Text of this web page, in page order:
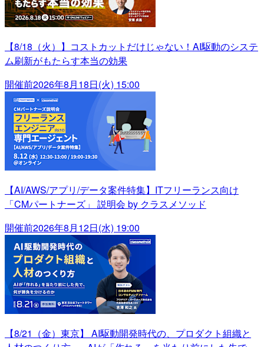
【8/18（火）】コストカットだけじゃない！AI駆動のシステ
ム刷新がもたらす本当の効果
開催前2026年8月18日(火) 15:00
【AI/AWS/アプリ/データ案件特集】ITフリーランス向け
「CMパートナーズ」 説明会 by クラスメソッド
開催前2026年8月12日(水) 19:00
【8/21（金）東京】 AI駆動開発時代の、プロダクト組織と